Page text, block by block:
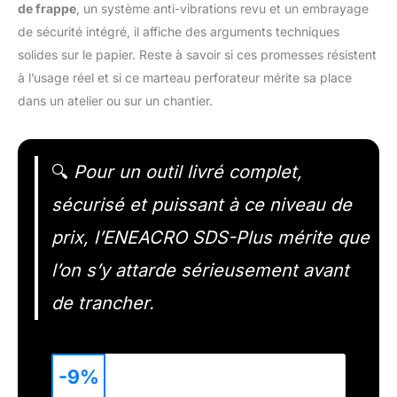
de frappe , un système anti-vibrations revu et un embrayage
de sécurité intégré, il affiche des arguments techniques
solides sur le papier. Reste à savoir si ces promesses résistent
à l’usage réel et si ce marteau perforateur mérite sa place
dans un atelier ou sur un chantier.
🔍 Pour un outil livré complet,
sécurisé et puissant à ce niveau de
prix, l’ENEACRO SDS-Plus mérite que
l’on s’y attarde sérieusement avant
de trancher.
-9%